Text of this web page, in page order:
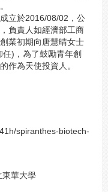
立於2016/08/02，公
負責人如經濟部工商
業初期向唐慧晴女士
)，為了鼓勵青年創
作為天使投資人。
spiranthes-biotech-
東華大學